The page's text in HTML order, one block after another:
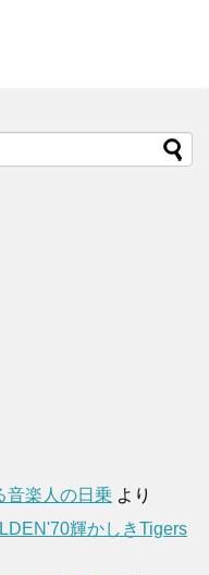
音楽人の日乗 より
輝かしきTigers